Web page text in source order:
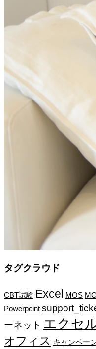
タグクラウド
CBT試験 Excel MOS
Powerpoint
ーネット エクセ
オフィス キャンペー